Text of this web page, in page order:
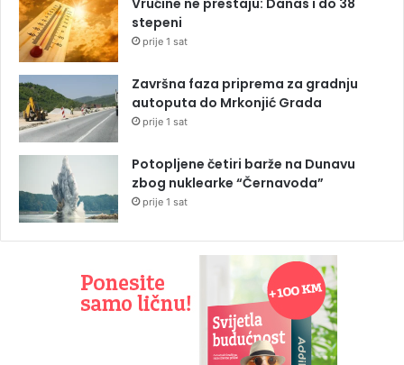
Vrućine ne prestaju: Danas i do 38
stepeni
prije 1 sat
Završna faza priprema za gradnju
autoputa do Mrkonjić Grada
prije 1 sat
Potopljene četiri barže na Dunavu
zbog nuklearke “Černavoda”
prije 1 sat